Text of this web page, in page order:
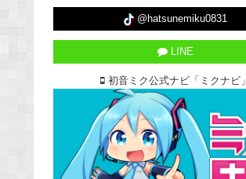
@hatsunemiku0831
LINE
初音ミク公式ナビ「ミクナビ」